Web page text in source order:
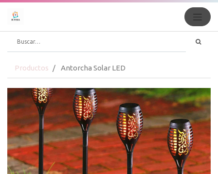
Productos Antorcha Solar LED